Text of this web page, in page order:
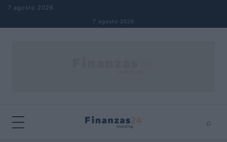
Saltar al contenido
7 agosto 2026
7 agosto 2026
⌕